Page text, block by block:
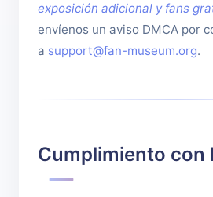
exposición adicional y fans
envíenos un aviso DMCA por
a support@fan-museum.org.
Cumplimiento con